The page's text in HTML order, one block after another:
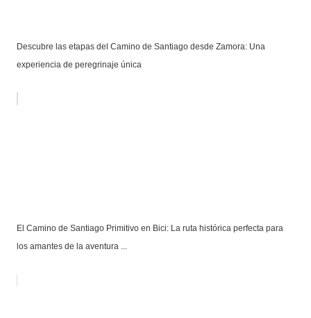
Descubre las etapas del Camino de Santiago desde Zamora: Una
experiencia de peregrinaje única
El Camino de Santiago Primitivo en Bici: La ruta histórica perfecta para
los amantes de la aventura ...